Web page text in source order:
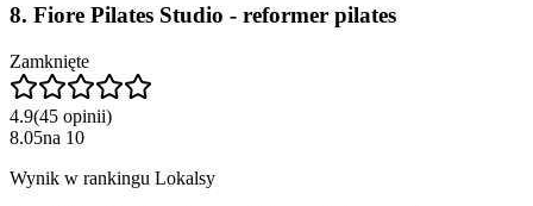
8. Fiore Pilates Studio - reformer pilates
Zamknięte
4.9(45 opinii)
8.05na 10
Wynik w rankingu Lokalsy